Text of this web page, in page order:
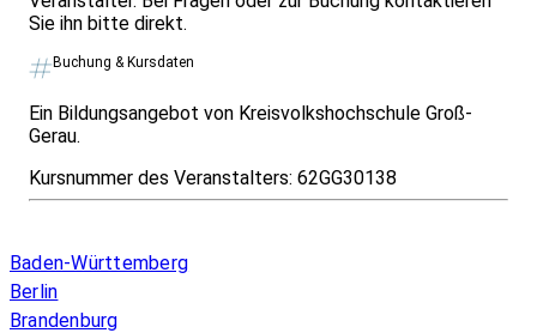
Sie ihn bitte direkt.
Buchung & Kursdaten
Ein Bildungsangebot von Kreisvolkshochschule Groß-
Gerau.
Kursnummer des Veranstalters: 62GG30138
Baden-Württemberg
Berlin
Brandenburg